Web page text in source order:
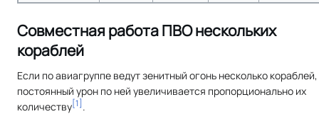
Совместная работа ПВО нескольких
кораблей
Если по авиагруппе ведут зенитный огонь несколько кораблей,
постоянный урон по ней увеличивается пропорционально их
количеству[1] .